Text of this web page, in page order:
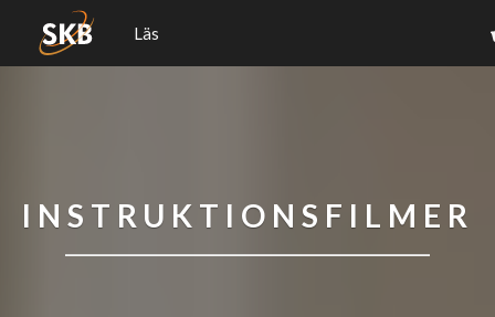
Läs
INSTRUKTIONSFILMER